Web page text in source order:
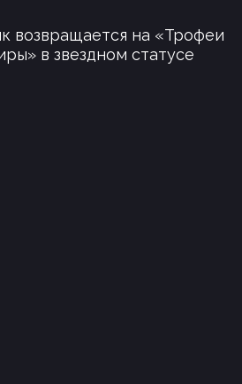
возвращается на «Трофеи
в звездном статусе